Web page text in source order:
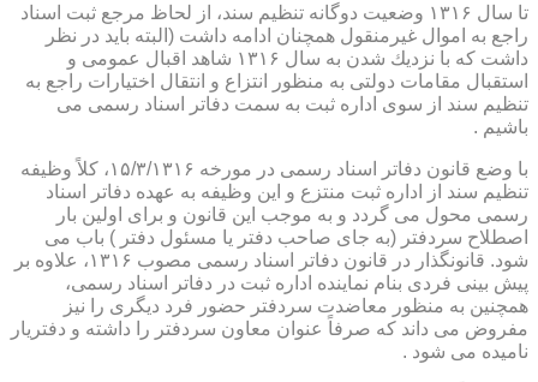
تا سال ۱۳۱۶ وضعیت دوگانه تنظیم سند، از لحاظ مرجع ثبت اسناد
راجع به اموال غیرمنقول همچنان ادامه داشت (البته باید در نظر
داشت كه با نزدیك شدن به سال ۱۳۱۶ شاهد اقبال عمومی و
استقبال مقامات دولتی به منظور انتزاع و انتقال اختیارات راجع به
تنظیم سند از سوی اداره ثبت به سمت دفاتر اسناد رسمی می
باشیم .
با وضع قانون دفاتر اسناد رسمی در مورخه ۱۵/۳/۱۳۱۶، كلاً وظیفه
تنظیم سند از اداره ثبت منتزع و این وظیفه به عهده دفاتر اسناد
رسمی محول می گردد و به موجب این قانون و برای اولین بار
اصطلاح سردفتر (به جای صاحب دفتر یا مسئول دفتر ) باب می
شود. قانونگذار در قانون دفاتر اسناد رسمی مصوب ۱۳۱۶، علاوه بر
پیش بینی فردی بنام نماینده اداره ثبت در دفاتر اسناد رسمی،
همچنین به منظور معاضدت سردفتر حضور فرد دیگری را نیز
مفروض می داند كه صرفاً عنوان معاون سردفتر را داشته و دفتریار
نامیده می شود .